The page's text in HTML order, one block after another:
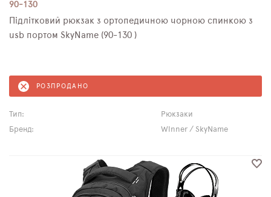
90-130
Підлітковий рюкзак з ортопедичною чорною спинкою з
usb портом SkyName (90-130 )
РОЗПРОДАНО
Тип:
Рюкзаки
Бренд:
Winner / SkyName